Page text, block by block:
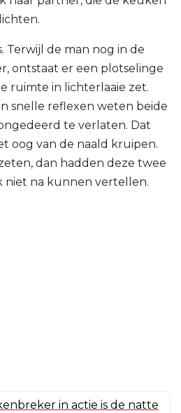
Terwijl de man nog in de
ontstaat er een plotselinge
ruimte in lichterlaaie zet.
snelle reflexen weten beide
te verlaten. Dat
oog van de naald kruipen.
dan hadden deze twee
niet na kunnen vertellen.
in actie is de natte